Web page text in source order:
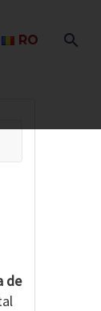
RO
de